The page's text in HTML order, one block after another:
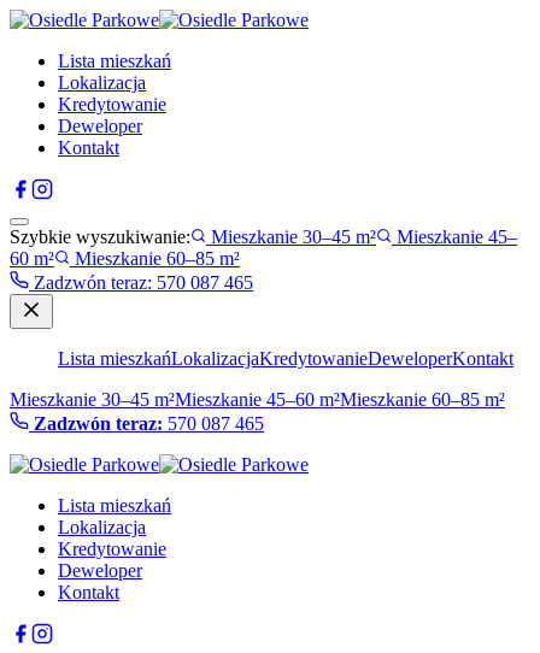
Lista mieszkań
Lokalizacja
Kredytowanie
Deweloper
Kontakt
Szybkie wyszukiwanie: Mieszkanie 30–45 m²
Mieszkanie 45–
60 m²
Mieszkanie 60–85 m²
Zadzwón teraz: 570 087 465
Lista mieszkańLokalizacjaKredytowanieDeweloperKontakt
Mieszkanie 30–45 m²Mieszkanie 45–60 m²Mieszkanie 60–85 m²
Zadzwón teraz: 570 087 465
Lista mieszkań
Lokalizacja
Kredytowanie
Deweloper
Kontakt